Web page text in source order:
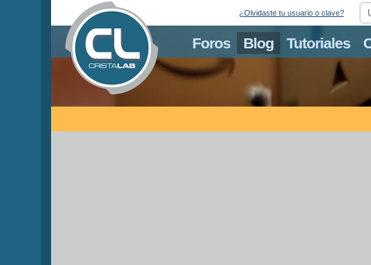
Foros Blog Tutoriales
¿Olvidaste tu usuario o clave?